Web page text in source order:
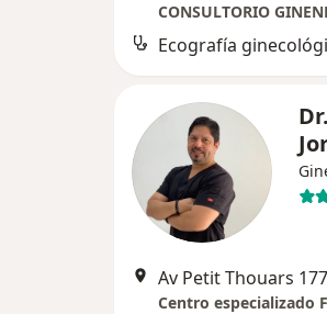
Ecografía
Centro especializado